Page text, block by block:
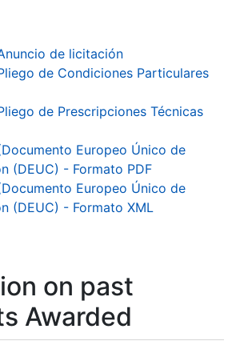
de licitación
de Condiciones Particulares
de Prescripciones Técnicas
Europeo Único de
(DEUC) - Formato PDF
Europeo Único de
(DEUC) - Formato XML
on past
Awarded